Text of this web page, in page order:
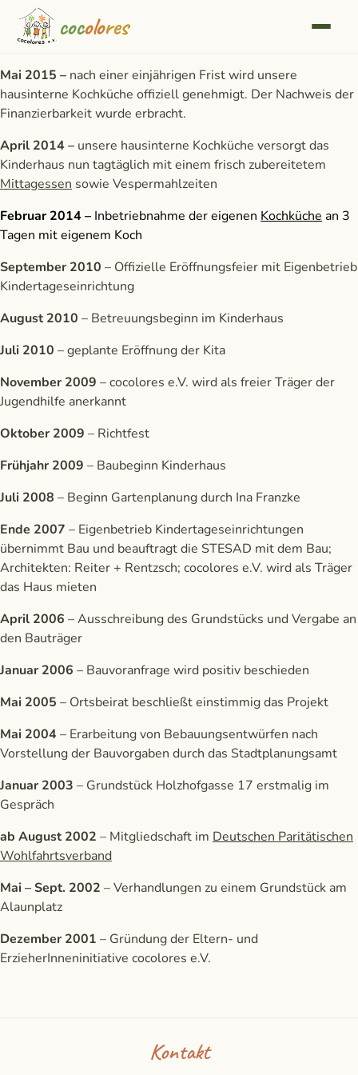
Inhalt
springen
cocolores
Mai 2015 – nach einer einjährigen Frist wird unsere
hausinterne Kochküche offiziell genehmigt. Der Nachweis der
Finanzierbarkeit wurde erbracht.
April 2014 – unsere hausinterne Kochküche versorgt das
Kinderhaus nun tagtäglich mit einem frisch zubereitetem
Mittagessen sowie Vespermahlzeiten
Februar 2014 – Inbetriebnahme der eigenen Kochküche an 3
Tagen mit eigenem Koch
September 2010 – Offizielle Eröffnungsfeier mit Eigenbetrieb
Kindertageseinrichtung
August 2010 – Betreuungsbeginn im Kinderhaus
Juli 2010 – geplante Eröffnung der Kita
November 2009 – cocolores e.V. wird als freier Träger der
Jugendhilfe anerkannt
Oktober 2009 – Richtfest
Frühjahr 2009 – Baubeginn Kinderhaus
Juli 2008 – Beginn Gartenplanung durch Ina Franzke
Ende 2007 – Eigenbetrieb Kindertageseinrichtungen
übernimmt Bau und beauftragt die STESAD mit dem Bau;
Architekten: Reiter + Rentzsch; cocolores e.V. wird als Träger
das Haus mieten
April 2006 – Ausschreibung des Grundstücks und Vergabe an
den Bauträger
Januar 2006 – Bauvoranfrage wird positiv beschieden
Mai 2005 – Ortsbeirat beschließt einstimmig das Projekt
Mai 2004– Erarbeitung von Bebauungsentwürfen nach
Vorstellung der Bauvorgaben durch das Stadtplanungsamt
Januar 2003 – Grundstück Holzhofgasse 17 erstmalig im
Gespräch
ab August 2002 – Mitgliedschaft im Deutschen Paritätischen
Wohlfahrtsverband
Mai – Sept. 2002 – Verhandlungen zu einem Grundstück am
Alaunplatz
Dezember 2001 – Gründung der Eltern- und
ErzieherInneninitiative cocolores e.V.
Kontakt